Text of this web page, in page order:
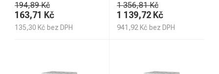
194,89 Kč
163,71 Kč
135,30 Kč bez DPH
1 356,81 Kč
1 139,72 Kč
941,92 Kč bez DPH